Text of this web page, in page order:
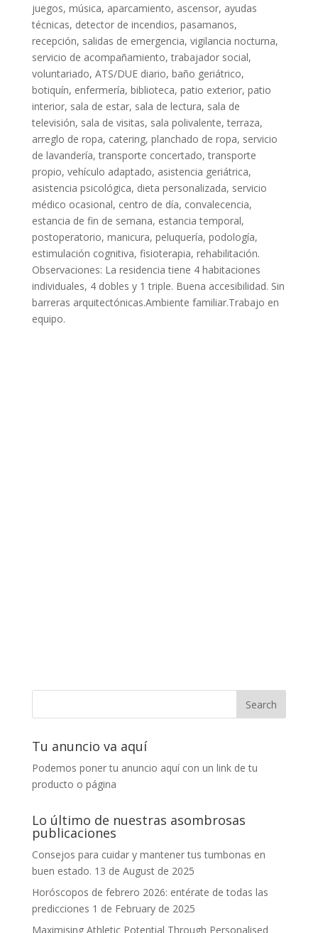
juegos, música, aparcamiento, ascensor, ayudas
técnicas, detector de incendios, pasamanos,
recepción, salidas de emergencia, vigilancia nocturna,
servicio de acompañamiento, trabajador social,
voluntariado, ATS/DUE diario, baño geriátrico,
botiquín, enfermería, biblioteca, patio exterior, patio
interior, sala de estar, sala de lectura, sala de
televisión, sala de visitas, sala polivalente, terraza,
arreglo de ropa, catering, planchado de ropa, servicio
de lavandería, transporte concertado, transporte
propio, vehículo adaptado, asistencia geriátrica,
asistencia psicológica, dieta personalizada, servicio
médico ocasional, centro de día, convalecencia,
estancia de fin de semana, estancia temporal,
postoperatorio, manicura, peluquería, podología,
estimulación cognitiva, fisioterapia, rehabilitación.
Observaciones: La residencia tiene 4 habitaciones
individuales, 4 dobles y 1 triple. Buena accesibilidad. Sin
barreras arquitectónicas.Ambiente familiar.Trabajo en
equipo.
Tu anuncio va aquí
Podemos poner tu anuncio aquí con un link de tu
producto o página
Lo último de nuestras asombrosas
publicaciones
Consejos para cuidar y mantener tus tumbonas en
buen estado. 13 de August de 2025
Horóscopos de febrero 2026: entérate de todas las
predicciones 1 de February de 2025
Maximising Athletic Potential Through Personalised